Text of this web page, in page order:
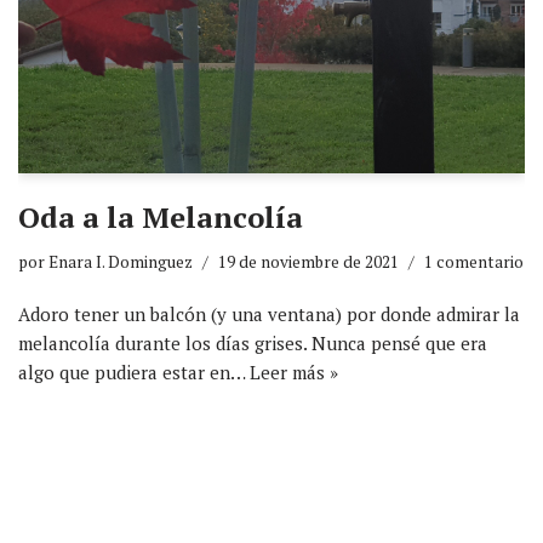
Oda a la Melancolía
porEnara I. Dominguez 19 de noviembre de 2021 1 comentario
Adoro tener un balcón (y una ventana) por donde admirar la
melancolía durante los días grises. Nunca pensé que era
algo que pudiera estar en…Leer más »